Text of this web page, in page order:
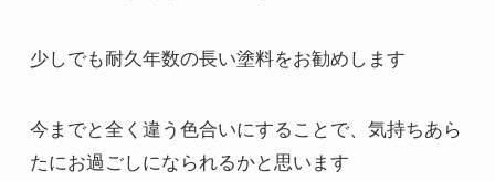
少しでも耐久年数の長い塗料をお勧めします
今までと全く違う色合いにすることで、気持ちあら
たにお過ごしになられるかと思います